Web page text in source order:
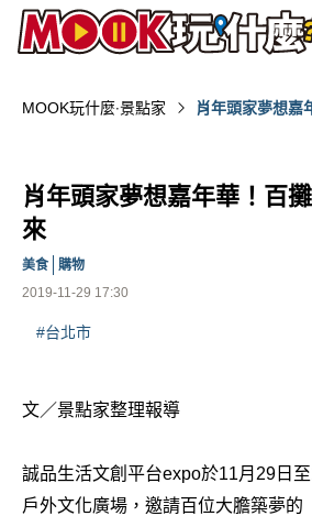
MOOK玩什麼‧景點家
肖年頭家夢想嘉
肖年頭家夢想嘉年華！百
來
2019-11-29 17:30
美食 購物
#台北市
文／景點家整理報導
誠品生活文創平台expo於11月29日
戶外文化廣場，邀請百位大膽築夢的